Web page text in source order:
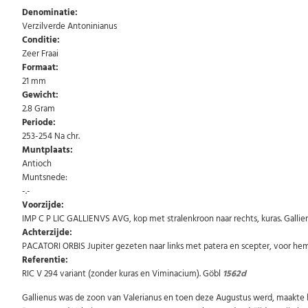
Denominatie:
Verzilverde Antoninianus
Conditie:
Zeer Fraai
Formaat:
21 mm
Gewicht:
2.8 Gram
Periode:
253-254 Na chr.
Muntplaats:
Antioch
Muntsnede:
-.-
Voorzijde:
IMP C P LIC GALLIENVS AVG, kop met stralenkroon naar rechts, kuras.
Achterzijde:
PACATORI ORBIS Jupiter gezeten naar links met patera en scepter, voor
Referentie:
RIC V 294 variant (zonder kuras en Viminacium). Göbl 1562d
Gallienus was de zoon van Valerianus en toen deze Augustus werd,